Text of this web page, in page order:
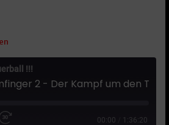
!!!
00:00 1:36:20